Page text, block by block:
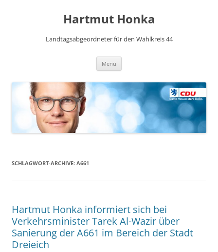
Hartmut Honka
Landtagsabgeordneter für den Wahlkreis 44
Menü
SCHLAGWORT-ARCHIVE: A661
Hartmut Honka informiert sich bei
Verkehrsminister Tarek Al-Wazir über
Sanierung der A661 im Bereich der Stadt
Dreieich